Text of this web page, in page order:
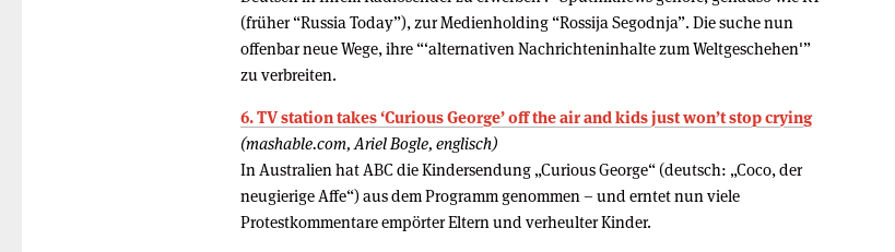
(früher “Russia Today”), zur Medienholding “Rossija Segodnja”. Die suche nun
offenbar neue Wege, ihre “‘alternativen Nachrichteninhalte zum Weltgeschehen'”
zu verbreiten.
6. TV station takes ‘Curious George’ off the air and kids just won’t stop crying
(mashable.com, Ariel Bogle, englisch)
In Australien hat ABC die Kindersendung „Curious George“ (deutsch: „Coco, der
neugierige Affe“) aus dem Programm genommen – und erntet nun viele
Protestkommentare empörter Eltern und verheulter Kinder.